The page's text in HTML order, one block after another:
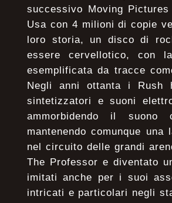
successivo Moving
Usa con 4 milioni di copie
loro storia, un disco di
essere cervellotico, con
esemplificata da tracce
Negli anni ottanta i Rush
sintetizzatori e suoni
ammorbidendo il suono
mantenendo comunque
nel circuito delle grandi
The Professor e diventato
imitati anche per i suoi
intricati e particolari negli